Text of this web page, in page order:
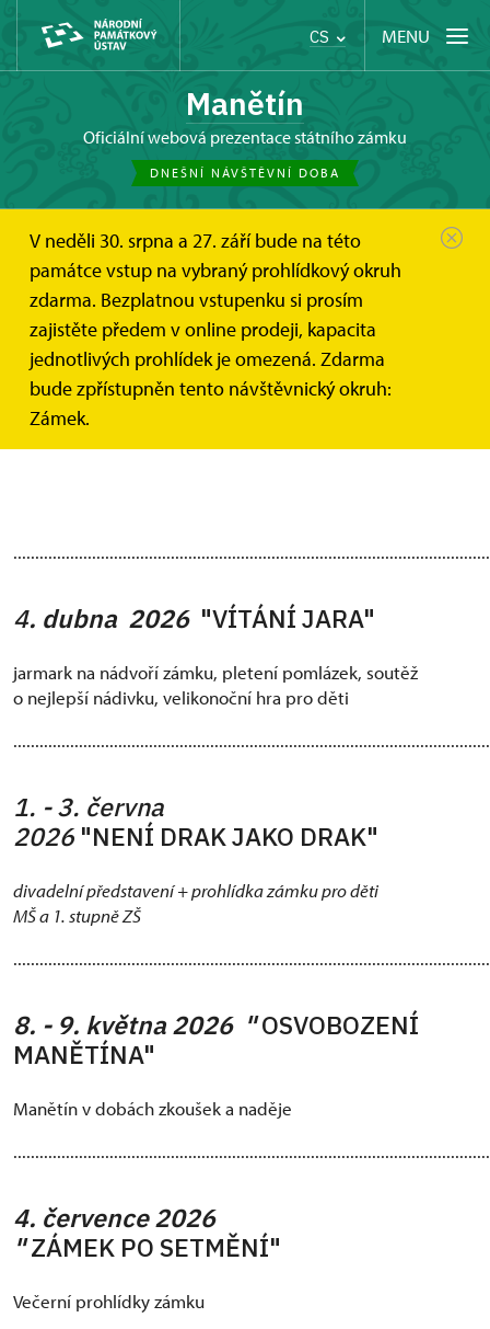
CS MENU
Manětín
oficiální webová prezentace státního zámku
DNEŠNÍ NÁVŠTĚVNÍ DOBA
V neděli 30. srpna a 27. září bude na této
památce vstup na vybraný prohlídkový okruh
zdarma. Bezplatnou vstupenku si prosím
zajistěte předem v online prodeji, kapacita
jednotlivých prohlídek je omezená. Zdarma
bude zpřístupněn tento návštěvnický okruh:
Zámek.
Manětín Plán kulturních akcí Kulturní akce
Plánované akce pro rok 2026
Akce se budou konat v areálu zámku, zámeckého
parku a oranžerie.
4. dubna 2026"VÍTÁNÍ JARA"
jarmark na nádvoří zámku, pletení pomlázek, soutěž
o nejlepší nádivku, velikonoční hra pro děti
1. - 3. června
2026 "NENÍ DRAK JAKO DRAK"
divadelní představení + prohlídka zámku pro děti
MŠ a 1. stupně ZŠ
8. - 9. května 2026 "OSVOBOZENÍ
MANĚTÍNA"
Manětín v dobách zkoušek a naděje
4. července 2026
"ZÁMEK PO SETMĚNÍ"
Večerní prohlídky zámku